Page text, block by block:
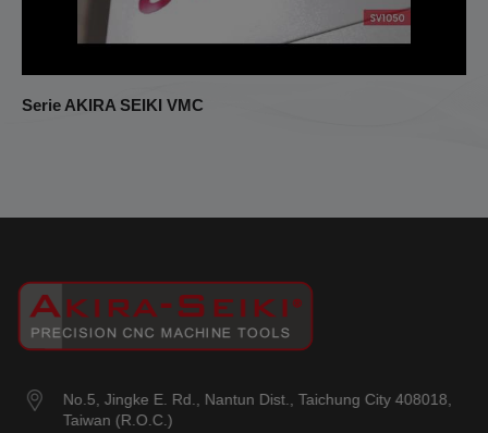
Serie AKIRA SEIKI VMC
No.5, Jingke E. Rd. ,Nantun Dist. ,Taichung City 408018
Taiwan (R.O.C.)